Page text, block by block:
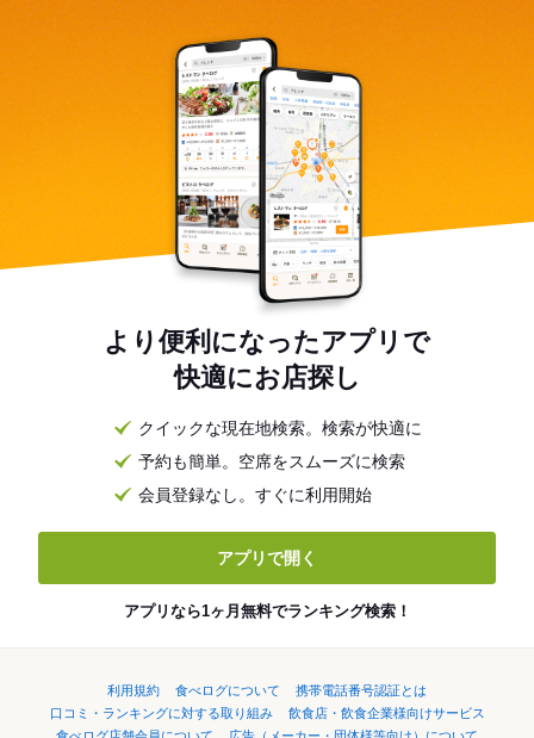
より便利になったアプリで
快適にお店探し
クイックな現在地検索。検索が快適に
予約も簡単。空席をスムーズに検索
会員登録なし。すぐに利用開始
アプリで開く
アプリなら1ヶ月無料でランキング検索！
利用規約 食べログについて
携帯電話番号認証とは
口コミ・ランキングに対する取り組み
飲食店・飲食企業様向けサービス